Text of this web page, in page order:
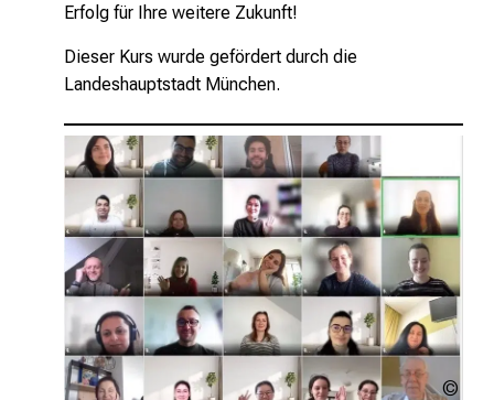
Erfolg für Ihre weitere Zukunft!
Dieser Kurs wurde gefördert durch die
Landeshauptstadt München.